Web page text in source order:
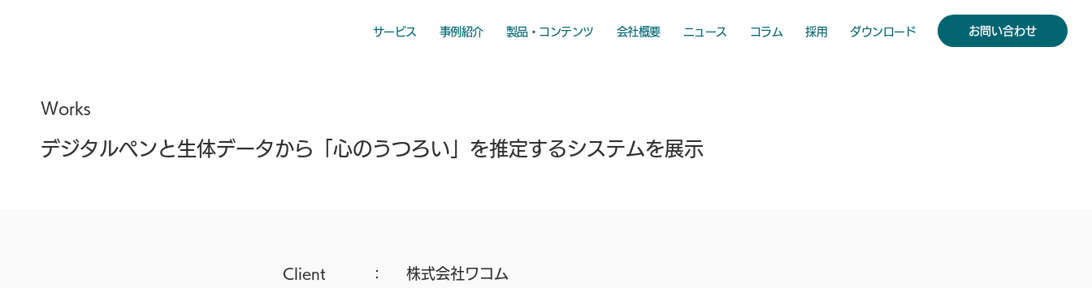
サービス 事例紹介 製品・コンテンツ 会社概要 ニュース コラム 採用 ダウンロード お問い合わせ
Works
デジタルペンと生体データから「心のうつろい」を推定するシステムを展示
Client ​：
株式会社ワコム